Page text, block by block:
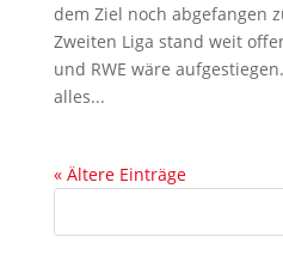
dem Ziel noch abgefangen
Zweiten Liga stand weit
und RWE wäre
alles...
« Ältere Einträge